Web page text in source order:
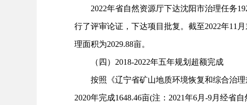
2022年省自然资源厅下达沈阳市治理任务
行了评审论证，下达项目批复。截至2022年11
理面积为2029.88亩。
（四）2018-2022年五年规划超额完成
按照《辽宁省矿山地质环境恢复和综合治理
2020年完成1648.46亩(注：2021年6月-9月经省